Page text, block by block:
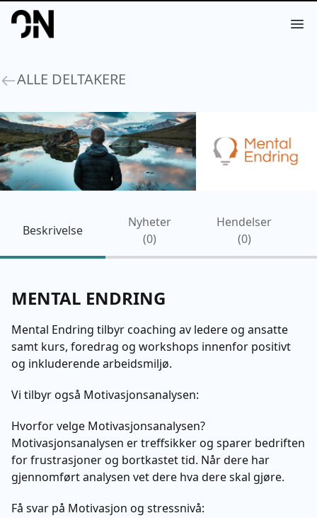
Your Company
ALLE DELTAKERE
Beskrivelse
Nyheter
(0)
Hendelser
(0)
MENTAL ENDRING
Mental Endring tilbyr coaching av ledere og ansatte
samt kurs, foredrag og workshops innenfor positivt
og inkluderende arbeidsmiljø.
Vi tilbyr også Motivasjonsanalysen:
Hvorfor velge Motivasjonsanalysen?
Motivasjonsanalysen er treffsikker og sparer bedriften
for frustrasjoner og bortkastet tid. Når dere har
gjennomført analysen vet dere hva dere skal gjøre.
Få svar på Motivasjon og stressnivå: